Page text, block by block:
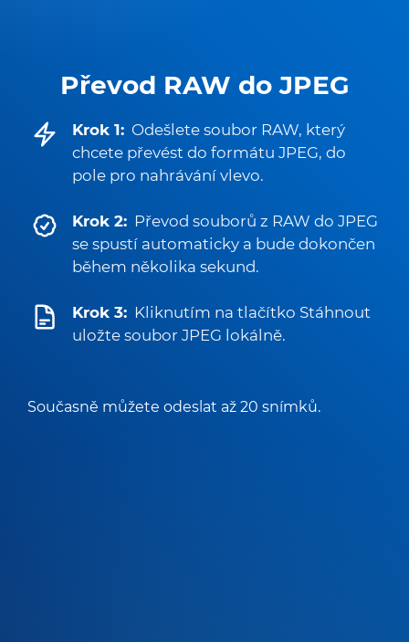
Převod RAW do JPEG
Krok 1: Odešlete soubor RAW, který
chcete převést do formátu JPEG, do
pole pro nahrávání vlevo.
Krok 2: Převod souborů z RAW do JPEG
se spustí automaticky a bude dokončen
během několika sekund.
Krok 3: Kliknutím na tlačítko Stáhnout
uložte soubor JPEG lokálně.
Současně můžete odeslat až 20 snímků.